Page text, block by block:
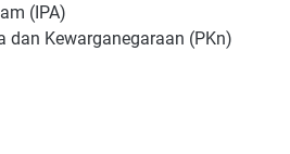
(IPA)
dаn Kеwаrgаnеgаrааn (PKn)